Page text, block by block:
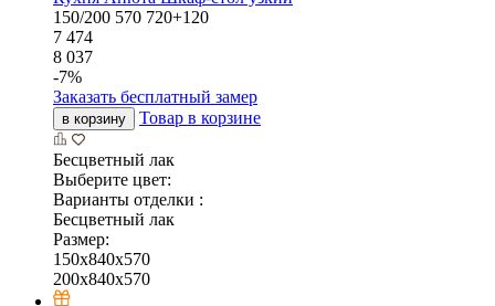
150/200 570 720+120
7 474
8 037
-7%
Заказать бесплатный замер
в корзину Товар в корзине
Бесцветный лак
Выберите цвет:
Варианты отделки :
Бесцветный лак
Размер:
150x840x570
200x840x570